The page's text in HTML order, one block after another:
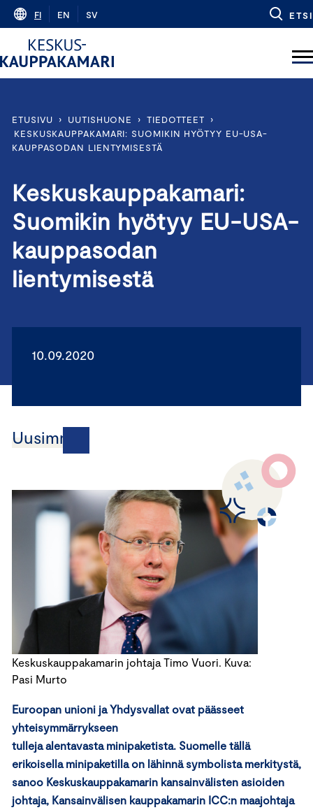
Skip
content
FI EN SV ETSI
ETUSIVU › UUTISHUONE › TIEDOTTEET
›
KESKUSKAUPPAKAMARI: SUOMIKIN HYÖTYY EU-USA-
KAUPPASODAN LIENTYMISESTÄ
Keskuskauppakamari:
Suomikin hyötyy EU-USA-
kauppasodan
lientymisestä
10.09.2020
Uusimmat
Keskuskauppakamarin johtaja Timo Vuori. Kuva:
Pasi Murto
Euroopan unioni ja Yhdysvallat ovat päässeet
yhteisymmärrykseen
tullejaalentavastaminipaketista. Suomelle tällä
erikoisella minipaketilla on lähinnä symbolista merkitystä,
sanoo Keskuskauppakamarin kansainvälisten asioiden
johtaja, Kansainvälisen kauppakamarin ICC:n maajohtaja